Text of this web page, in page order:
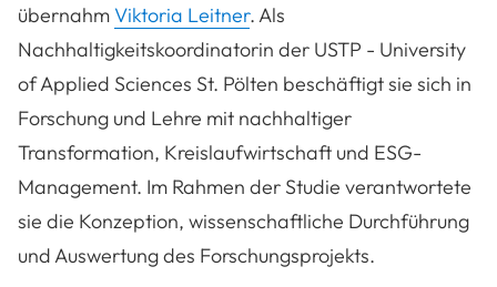
übernahmViktoria Leitner. Als
Nachhaltigkeitskoordinatorin der USTP - University
of Applied Sciences St. Pölten beschäftigt sie sich in
Forschung und Lehre mit nachhaltiger
Transformation, Kreislaufwirtschaft und ESG-
Management. Im Rahmen der Studie verantwortete
sie die Konzeption, wissenschaftliche Durchführung
und Auswertung des Forschungsprojekts.